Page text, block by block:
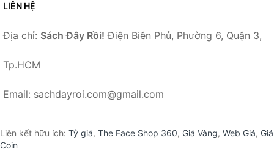
LIÊN HỆ
Địa chỉ: Sách Đây Rồi! Điện Biên Phủ, Phường 6, Quận 3,
Tp.HCM
Email: sachdayroi.com@gmail.com
Liên kết hữu ích: Tỷ giá, The Face Shop 360, Giá Vàng, Web Giá, Giá
Coin